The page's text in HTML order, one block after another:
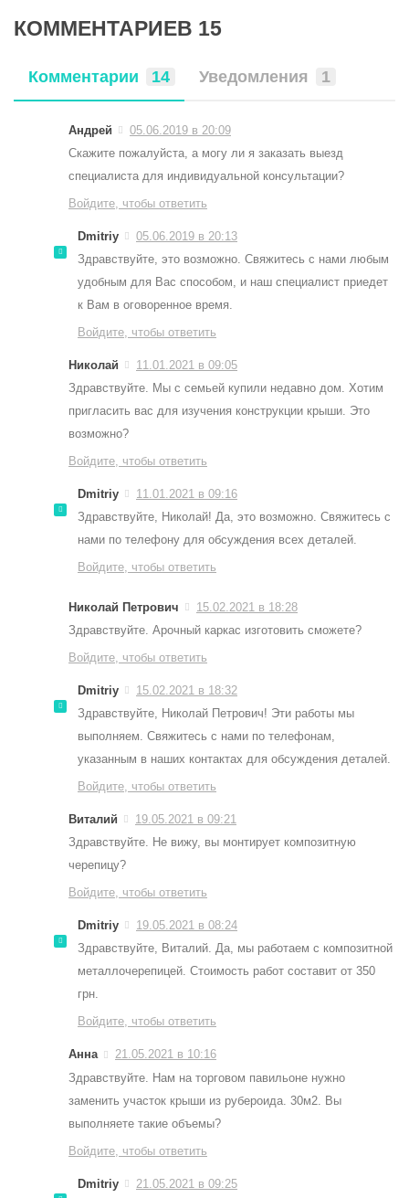
КОММЕНТАРИЕВ 15
Комментарии 14 Уведомления 1
Андрей
05.06.2019 в 20:09
Скажите пожалуйста, а могу ли я заказать выезд
специалиста для индивидуальной консультации?
Войдите, чтобы ответить
Dmitriy
05.06.2019 в 20:13
Здравствуйте, это возможно. Свяжитесь с нами любым
удобным для Вас способом, и наш специалист приедет
к Вам в оговоренное время.
Войдите, чтобы ответить
Николай
11.01.2021 в 09:05
Здравствуйте. Мы с семьей купили недавно дом. Хотим
пригласить вас для изучения конструкции крыши. Это
возможно?
Войдите, чтобы ответить
Dmitriy
11.01.2021 в 09:16
Здравствуйте, Николай! Да, это возможно. Свяжитесь с
нами по телефону для обсуждения всех деталей.
Войдите, чтобы ответить
Николай Петрович
15.02.2021 в 18:28
Здравствуйте. Арочный каркас изготовить сможете?
Войдите, чтобы ответить
Dmitriy
15.02.2021 в 18:32
Здравствуйте, Николай Петрович! Эти работы мы
выполняем. Свяжитесь с нами по телефонам,
указанным в наших контактах для обсуждения деталей.
Войдите, чтобы ответить
Виталий
19.05.2021 в 09:21
Здравствуйте. Не вижу, вы монтирует композитную
черепицу?
Войдите, чтобы ответить
Dmitriy
19.05.2021 в 08:24
Здравствуйте, Виталий. Да, мы работаем с композитной
металлочерепицей. Стоимость работ составит от 350
грн.
Войдите, чтобы ответить
Анна
21.05.2021 в 10:16
Здравствуйте. Нам на торговом павильоне нужно
заменить участок крыши из рубероида. 30м2. Вы
выполняете такие объемы?
Войдите, чтобы ответить
Dmitriy 21.05.2021 в 09:25